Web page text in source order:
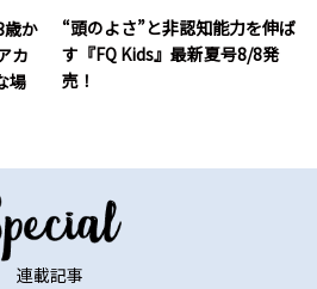
歳か
カ
場
“頭のよさ”と非認知能力を伸ば
す『FQ Kids』最新夏号8/8発
売！
連載記事